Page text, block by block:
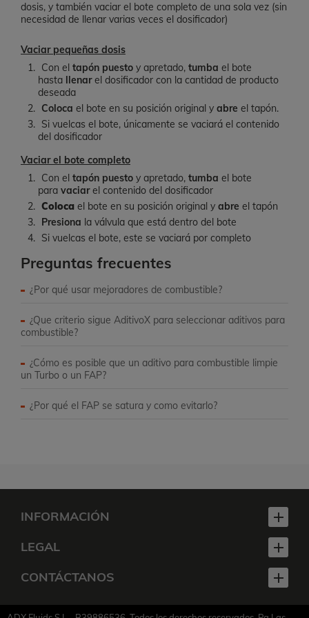
dosis, y también vaciar el bote completo de una sola vez (sin
necesidad de llenar varias veces el dosificador)
Vaciar pequeñas dosis
Con el tapón puesto y apretado, tumba el bote
hasta llenarel dosificador con la cantidad de producto
deseada
Coloca el bote en su posición original y abre el tapón.
Si vuelcas el bote, únicamente se vaciará el contenido
del dosificador
Vaciar el bote completo
Con el tapón puesto y apretado, tumba el bote
para vaciarel contenido del dosificador
Coloca el bote en su posición original y abre el tapón
Presiona la válvula que está dentro del bote
Si vuelcas el bote, este se vaciará por completo
Preguntas frecuentes
¿Por qué usar mejoradores de combustible?
¿Que criterio sigue AditivoX para seleccionar aditivos para
combustible?
¿Cómo es posible que un aditivo para combustible limpie
un Turbo o un FAP?
¿Por qué el FAP se satura y como evitarlo?
INFORMACIÓN 
LEGAL 
CONTÁCTANOS 